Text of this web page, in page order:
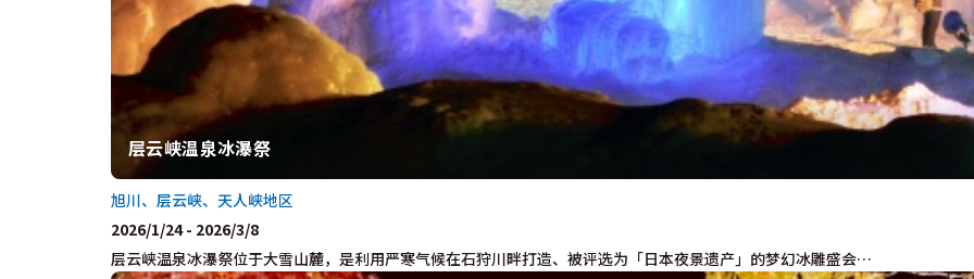
层云峡温泉冰瀑祭
层云峡温泉冰瀑祭位于大雪山麓，是利用严寒气候在石狩川畔打造、被评选为「日本夜景遗产」的梦幻冰雕盛会…
旭川、层云峡、天人峡地区
2026/1/24 - 2026/3/8